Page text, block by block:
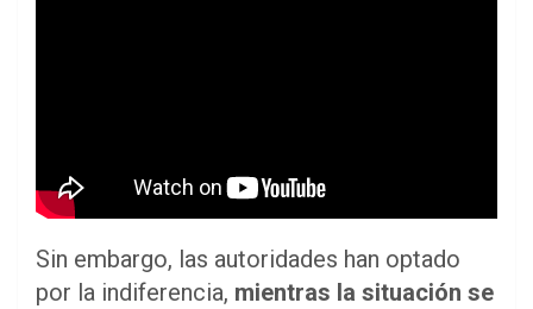
Sin embargo, las autoridades han optado
por la indiferencia, mientras la situación se